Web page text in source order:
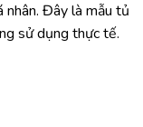
nhân. Đây là mẫu tủ
sử dụng thực tế.